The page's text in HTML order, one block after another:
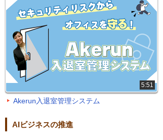
5:51
Akerun入退室管理システム
AIビジネスの推進